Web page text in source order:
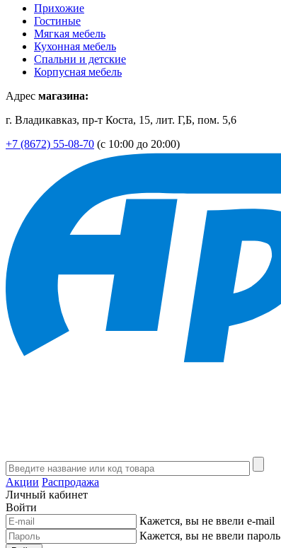
Прихожие
Гостиные
Мягкая мебель
Кухонная мебель
Спальни и детские
Корпусная мебель
Адрес магазина:
г. Владикавказ, пр-т Коста, 15, лит. Г,Б, пом. 5,6
+7 (8672) 55-08-70 (с 10:00 до 20:00)
Акции Распродажа
Личный кабинет
Войти
Кажется, вы не ввели e-mail
Кажется, вы не ввели пароль